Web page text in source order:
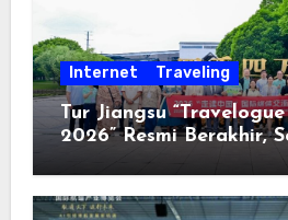
Internet Traveling
Tur Jiangsu
2026” Resmi Berakhir,
Keterbukaan, dan
Berorientasi pada